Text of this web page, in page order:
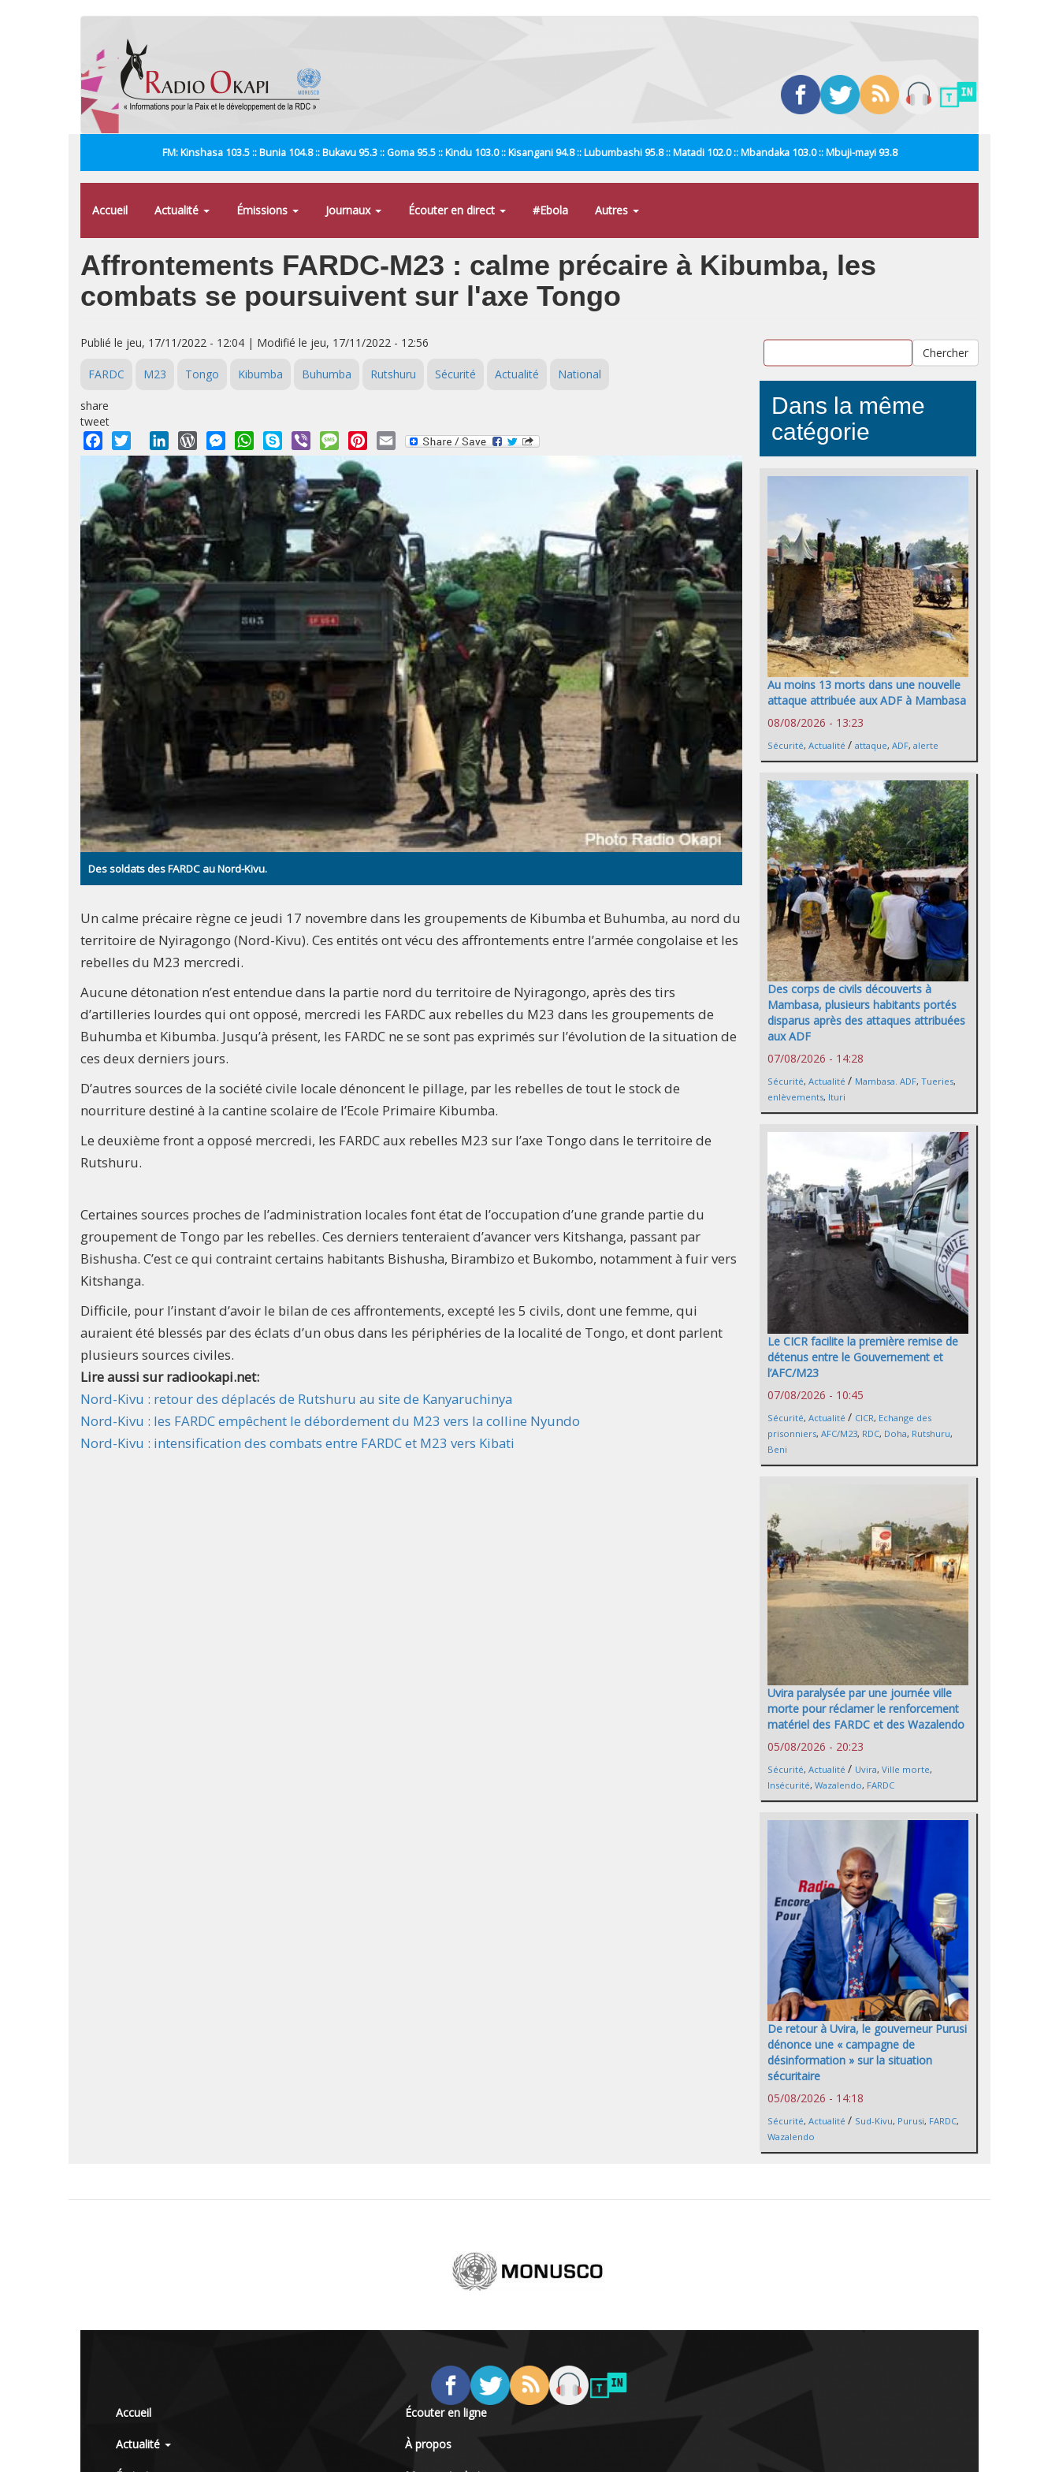
FM: Kinshasa 103.5 :: Bunia 104.8 :: Bukavu 95.3 :: Goma 95.5 :: Kindu 103.0 :: Kisangani 94.8 :: Lubumbashi 95.8 :: Matadi 102.0 :: Mbandaka 103.0 :: Mbuji-mayi 93.8
Accueil Actualité Émissions Journaux Écouter en direct #Ebola Autres
Affrontements FARDC-M23 : calme précaire à Kibumba, les
combats se poursuivent sur l'axe Tongo
Publié le jeu, 17/11/2022 - 12:04 | Modifié le jeu, 17/11/2022 - 12:56
FARDC M23 Tongo Kibumba Buhumba Rutshuru Sécurité Actualité National
share
tweet
Facebook
Twitter LinkedInWordPressMessengerWhatsApp
Skype Viber MessagePinterest
Email
Des soldats des FARDC au Nord-Kivu.
Un calme précaire règne ce jeudi 17 novembre dans les groupements de Kibumba et Buhumba, au nord du
territoire de Nyiragongo (Nord-Kivu). Ces entités ont vécu des affrontements entre l’armée congolaise et les
rebelles du M23 mercredi.
Aucune détonation n’est entendue dans la partie nord du territoire de Nyiragongo, après des tirs
d’artilleries lourdes qui ont opposé, mercredi les FARDC aux rebelles du M23 dans les groupements de
Buhumba et Kibumba. Jusqu’à présent, les FARDC ne se sont pas exprimés sur l’évolution de la situation de
ces deux derniers jours.
D’autres sources de la société civile locale dénoncent le pillage, par les rebelles de tout le stock de
nourriture destiné à la cantine scolaire de l’Ecole Primaire Kibumba.
Le deuxième front a opposé mercredi, les FARDC aux rebelles M23 sur l’axe Tongo dans le territoire de
Rutshuru.
Certaines sources proches de l’administration locales font état de l’occupation d’une grande partie du
groupement de Tongo par les rebelles. Ces derniers tenteraient d’avancer vers Kitshanga, passant par
Bishusha. C’est ce qui contraint certains habitants Bishusha, Birambizo et Bukombo, notamment à fuir vers
Kitshanga.
Difficile, pour l’instant d’avoir le bilan de ces affrontements, excepté les 5 civils, dont une femme, qui
auraient été blessés par des éclats d’un obus dans les périphéries de la localité de Tongo, et dont parlent
plusieurs sources civiles.
Lire aussi sur radiookapi.net:
Nord-Kivu : retour des déplacés de Rutshuru au site de Kanyaruchinya
Nord-Kivu : les FARDC empêchent le débordement du M23 vers la colline Nyundo
Nord-Kivu : intensification des combats entre FARDC et M23 vers Kibati
Chercher
Dans la même
catégorie
Au moins 13 morts dans une nouvelle
attaque attribuée aux ADF à Mambasa
08/08/2026 - 13:23
Sécurité, Actualité / attaque, ADF, alerte
Des corps de civils découverts à
Mambasa, plusieurs habitants portés
disparus après des attaques attribuées
aux ADF
07/08/2026 - 14:28
Sécurité, Actualité / Mambasa. ADF, Tueries,
enlèvements, Ituri
Le CICR facilite la première remise de
détenus entre le Gouvernement et
l’AFC/M23
07/08/2026 - 10:45
Sécurité, Actualité / CICR, Echange des
prisonniers, AFC/M23, RDC, Doha, Rutshuru,
Beni
Uvira paralysée par une journée ville
morte pour réclamer le renforcement
matériel des FARDC et des Wazalendo
05/08/2026 - 20:23
Sécurité, Actualité / Uvira, Ville morte,
Insécurité, Wazalendo, FARDC
De retour à Uvira, le gouverneur Purusi
dénonce une « campagne de
désinformation » sur la situation
sécuritaire
05/08/2026 - 14:18
Sécurité, Actualité / Sud-Kivu, Purusi, FARDC,
Wazalendo
Accueil
Actualité
Écouter en ligne
À propos